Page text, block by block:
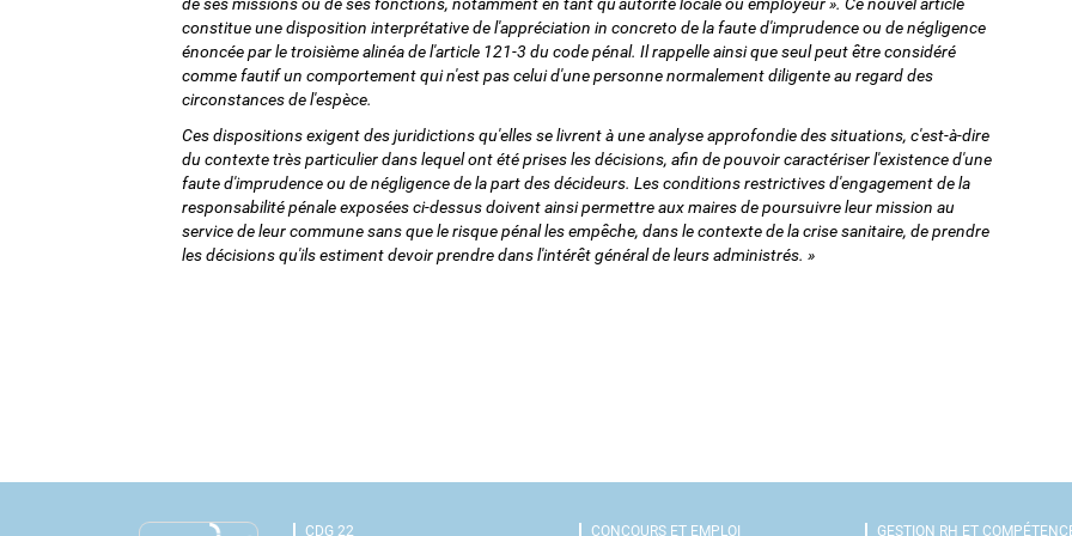
constitue une disposition interprétative de l'appréciation in concreto de la faute d'imprudence ou de négligence
énoncée par le troisième alinéa de l'article 121-3 du code pénal. Il rappelle ainsi que seul peut être considéré
comme fautif un comportement qui n'est pas celui d'une personne normalement diligente au regard des
circonstances de l'espèce.
Ces dispositions exigent des juridictions qu'elles se livrent à une analyse approfondie des situations, c'est-à-dire
du contexte très particulier dans lequel ont été prises les décisions, afin de pouvoir caractériser l'existence d'une
faute d'imprudence ou de négligence de la part des décideurs. Les conditions restrictives d'engagement de la
responsabilité pénale exposées ci-dessus doivent ainsi permettre aux maires de poursuivre leur mission au
service de leur commune sans que le risque pénal les empêche, dans le contexte de la crise sanitaire, de prendre
les décisions qu'ils estiment devoir prendre dans l'intérêt général de leurs administrés. »
CDG 22 CONCOURS ET EMPLOI GESTION RH ET